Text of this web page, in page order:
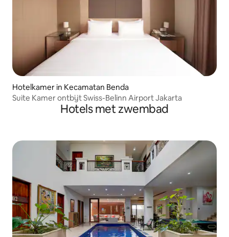
Hotelkamer in Kecamatan Benda
Suite Kamer ontbijt Swiss-Belinn Airport Jakarta
Hotels met zwembad